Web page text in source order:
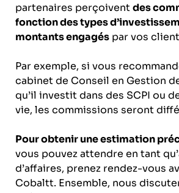
partenaires perçoiventdes
fonction des types
montants engagés par vos
Par exemple, si vous
cabinet de Conseil en Gestion
qu’il investit dans des SCPI ou
vie, les commissions seront
Pour obtenir une estimation
vous pouvez attendre en tant
d’affaires, prenez rendez-vous
Cobaltt. Ensemble, nous